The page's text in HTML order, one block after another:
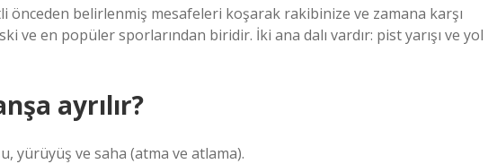
belirlenmiş mesafeleri koşarak rakibinize ve zamana karşı
ve en popüler sporlarından biridir. İki ana dalı vardır: pist yarışı ve yol
ayrılır?
yürüyüş ve saha (atma ve atlama).